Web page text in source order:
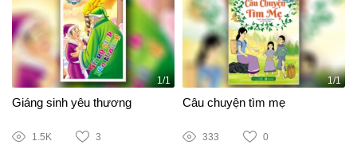
1/1
Giáng sinh yêu thương
1.5K 3
1/1
Câu chuyện tìm mẹ
333 0